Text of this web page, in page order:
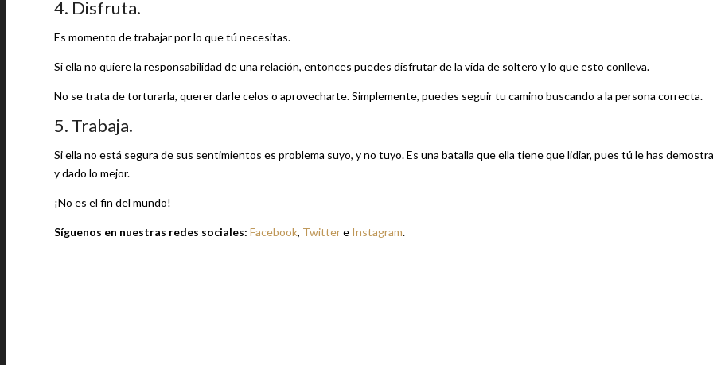
4. Disfruta.
Es momento de trabajar por lo que tú necesitas.
Si ella no quiere la responsabilidad de una relación, entonces puedes disfrutar de la vida de soltero y lo que esto conlleva.
No se trata de torturarla, querer darle celos o aprovecharte. Simplemente, puedes seguir tu camino buscando a la persona correcta.
5. Trabaja.
Si ella no está segura de sus sentimientos es problema suyo, y no tuyo. Es una batalla que ella tiene que lidiar, pues tú le has
y dado lo mejor.
¡No es el fin del mundo!
Síguenos en nuestras redes sociales: Facebook, Twittere Instagram.